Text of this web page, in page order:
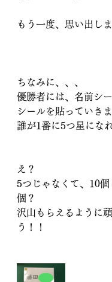
もう一度、思い出し
ちなみに、、、
優勝者には、名前シ
シールを貼っていき
誰が1番に5つ星にな
え？
5つじゃなくて、10
個？
沢山もらえるように
う！！